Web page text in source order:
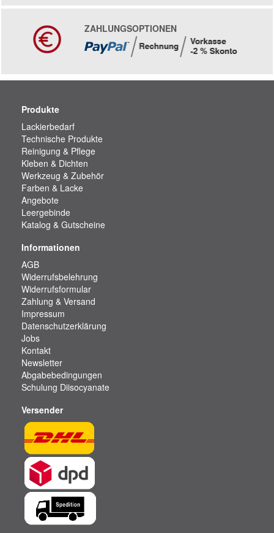
ZAHLUNGSOPTIONEN
Produkte
Lackierbedarf
Technische Produkte
Reinigung & Pflege
Kleben & Dichten
Werkzeug & Zubehör
Farben & Lacke
Angebote
Leergebinde
Katalog & Gutscheine
Informationen
AGB
Widerrufsbelehrung
Widerrufsformular
Zahlung & Versand
Impressum
Datenschutzerklärung
Jobs
Kontakt
Newsletter
Abgabebedingungen
Schulung Diisocyanate
Versender